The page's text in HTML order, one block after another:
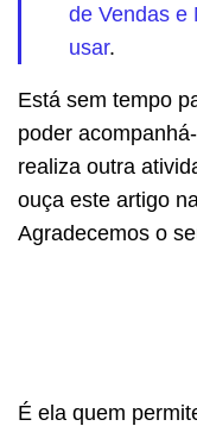
de Vendas e
usar.
Está sem tempo
poder
realiza outra
ouça este artigo
Agradecemos o
É ela quem